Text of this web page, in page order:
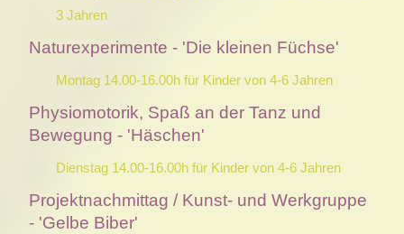
3 Jahren
Naturexperimente - 'Die kleinen Füchse'
Montag 14.00-16.00h für Kinder von 4-6 Jahren
Physiomotorik, Spaß an der Tanz und
Bewegung - 'Häschen'
Dienstag 14.00-16.00h für Kinder von 4-6 Jahren
Projektnachmittag / Kunst- und Werkgruppe
- 'Gelbe Biber'